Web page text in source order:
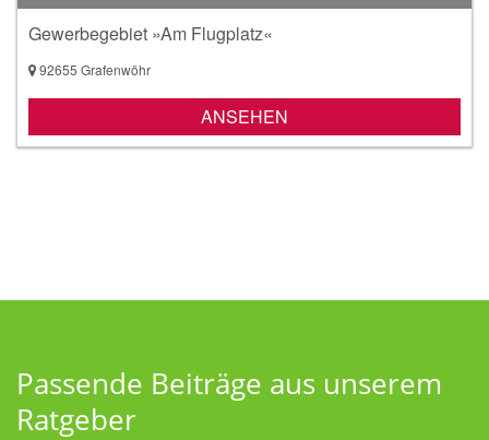
Gewerbegebiet »Am Flugplatz«
92655 Grafenwöhr
ANSEHEN
Passende Beiträge aus unserem
Ratgeber